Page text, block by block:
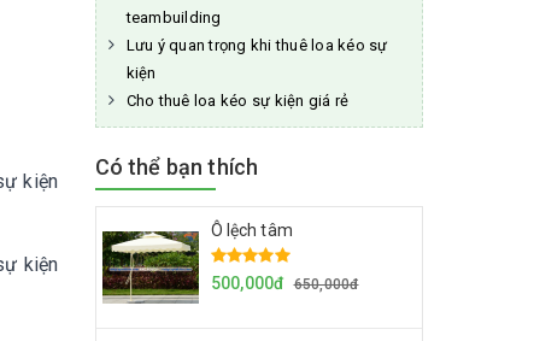
kiện
kiện
teambuilding
Lưu ý quan trọng khi thuê loa kéo sự
kiện
Cho thuê loa kéo sự kiện giá rẻ
Có thể bạn thích
Ô lệch tâm
500,000đ 650,000đ